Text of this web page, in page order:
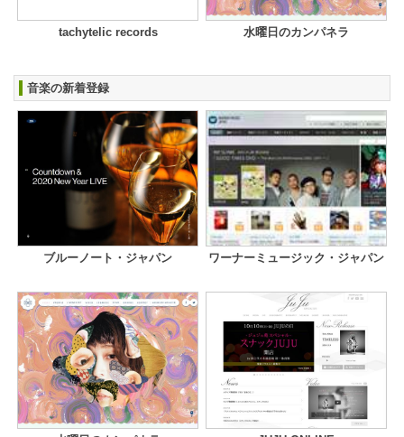
tachytelic records 水曜日のカンパネラ
音楽の新着登録
ブルーノート・ジャパン ワーナーミュージック・ジャパン